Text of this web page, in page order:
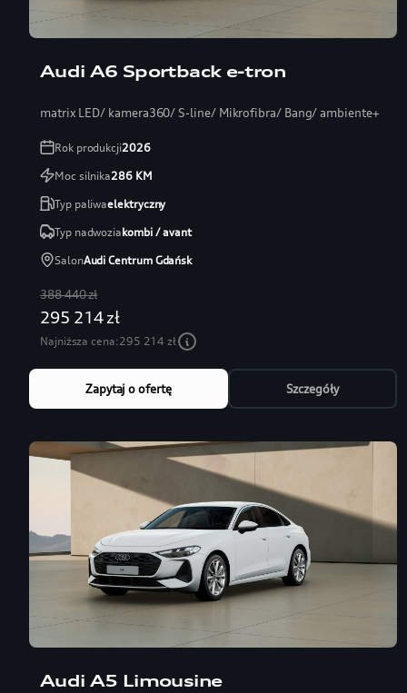
Audi A6 Sportback e-tron
matrix LED/ kamera360/ S-line/ Mikrofibra/ Bang/ ambiente+
Rok produkcji2026
Moc silnika286KM
Typ paliwaelektryczny
Typ nadwoziakombi / avant
SalonAudi Centrum Gdańsk
388 440 zł
295 214 zł
Najniższa cena:295 214 zł
Zapytaj o ofertę Szczegóły
Audi A5 Limousine